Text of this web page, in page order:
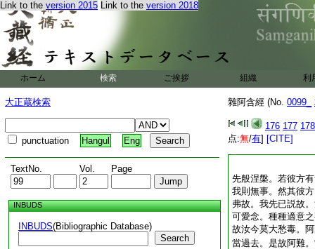
Link to the version 2015 Link to the version 2018
ホーム 検索 ご挨拶 組織 利
大正蔵検索
punctuation Hangul Eng
TextNo. Vol. Page
INBUDS
INBUDS(Bibliographic Database)
Search
雜阿含經 (No. 0099_
176 177 178
点:無/有] [CITE]
先般涅槃。若彼方
我則無事。然其彼
弗故。我先已説故
可愛念。種種適意
故汝今莫大愁毒。
當過去。是故阿難